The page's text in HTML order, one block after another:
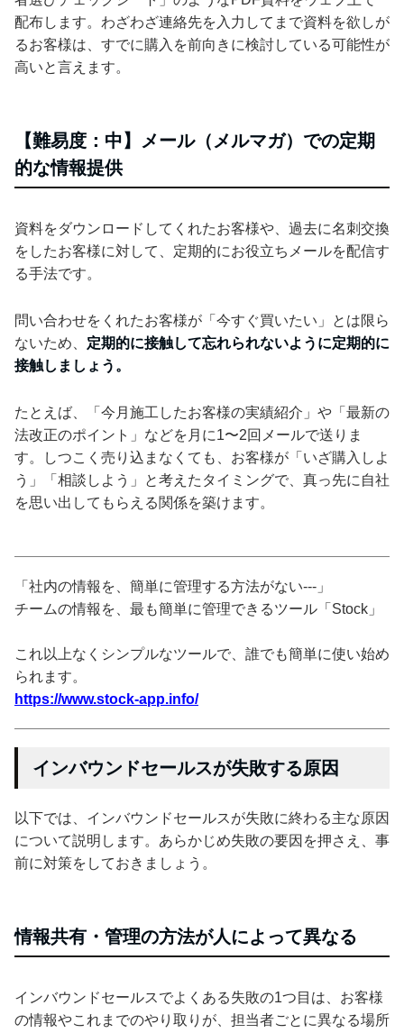
配布します。わざわざ連絡先を入力してまで資料を欲しが
るお客様は、すでに購入を前向きに検討している可能性が
高いと言えます。
【難易度：中】メール（メルマガ）での定期
的な情報提供
資料をダウンロードしてくれたお客様や、過去に名刺交換
をしたお客様に対して、定期的にお役立ちメールを配信す
る手法です。
問い合わせをくれたお客様が「今すぐ買いたい」とは限ら
ないため、 定期的に接触して忘れられないように定期的に
接触しましょう。
たとえば、「今月施工したお客様の実績紹介」や「最新の
法改正のポイント」などを月に1〜2回メールで送りま
す。しつこく売り込まなくても、お客様が「いざ購入しよ
う」「相談しよう」と考えたタイミングで、真っ先に自社
を思い出してもらえる関係を築けます。
「社内の情報を、簡単に管理する方法がない---」
チームの情報を、最も簡単に管理できるツール「Stock」
これ以上なくシンプルなツールで、誰でも簡単に使い始め
られます。
https://www.stock-app.info/
インバウンドセールスが失敗する原因
以下では、インバウンドセールスが失敗に終わる主な原因
について説明します。あらかじめ失敗の要因を押さえ、事
前に対策をしておきましょう。
情報共有・管理の方法が人によって異なる
インバウンドセールスでよくある失敗の1つ目は、お客様
の情報やこれまでのやり取りが、担当者ごとに異なる場所